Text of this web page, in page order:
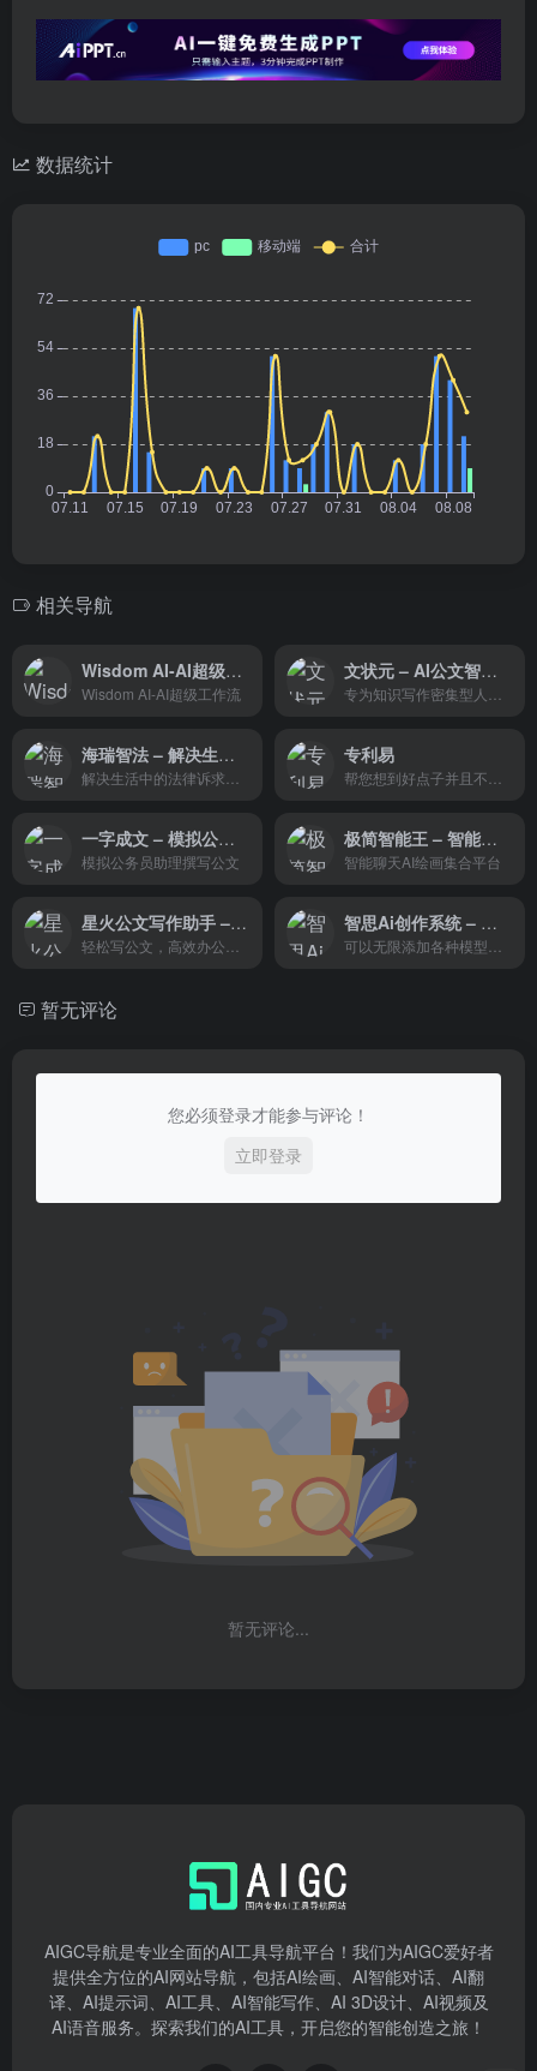
数据统计
相关导航
Wisdom AI-AI超级工作流
Wisdom AI-AI超级工作流
文状元 – AI公文智能创作工具
海瑞智法 – 解决生活中的法律诉求和援助 专利易
一字成文 – 模拟公务员助理撰写公文
模拟公务员助理撰写公文
极简智能王 – 智能聊天AI绘画集合平台
智能聊天AI绘画集合平台
星火公文写作助手 – 高效公文写作平台 智思Ai创作系统 – 国企合作伙伴
暂无评论
您必须登录才能参与评论！
立即登录
暂无评论...
AIGC导航是专业全面的AI工具导航平台！我们为AIGC爱好者
提供全方位的AI网站导航，包括AI绘画、AI智能对话、AI翻
译、AI提示词、AI工具、AI智能写作、AI 3D设计、AI视频及
AI语音服务。探索我们的AI工具，开启您的智能创造之旅！